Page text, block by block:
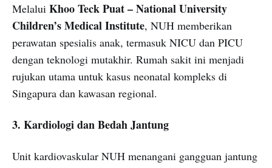
Melalui Khoo Teck Puat – National University
Children’s Medical Institute, NUH memberikan
perawatan spesialis anak, termasuk NICU dan PICU
dengan teknologi mutakhir. Rumah sakit ini menjadi
rujukan utama untuk kasus neonatal kompleks di
Singapura dan kawasan regional.
3. Kardiologi dan Bedah Jantung
Unit kardiovaskular NUH menangani gangguan jantung